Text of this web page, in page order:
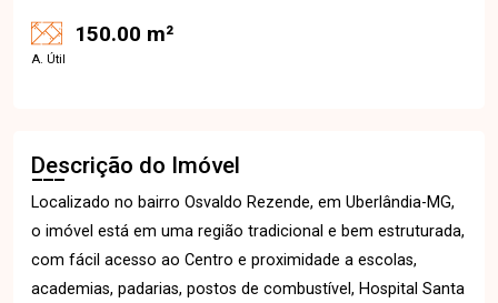
150.00 m²
A. Útil
Descrição do Imóvel
Localizado no bairro Osvaldo Rezende, em Uberlândia-MG,
o imóvel está em uma região tradicional e bem estruturada,
com fácil acesso ao Centro e proximidade a escolas,
academias, padarias, postos de combustível, Hospital Santa